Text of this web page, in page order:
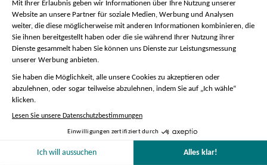
16:30 Uhr. Die geplante Ankunftszeit in
unserem Pariser Büro ist gegen 21:45
Uhr, abhängig vom Verkehr.
Bitte beachten Sie :
Das Treffen mit unserem Paris
außerhalb des Hotels statt,
er/sie trägt eine rote Weste
Wenn Sie die Option mit
Hotelabholung wählen, gilt diese